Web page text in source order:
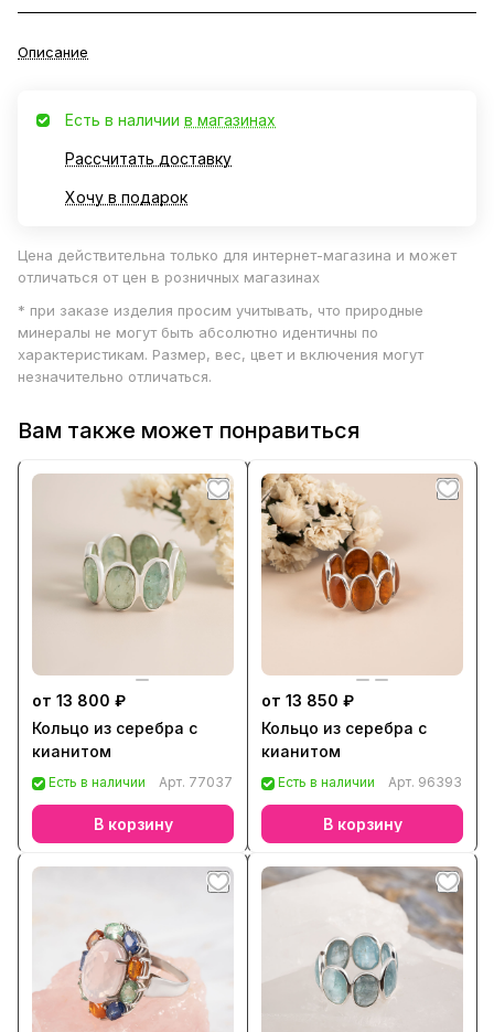
Описание
Есть в наличии в магазинах
Рассчитать доставку
Хочу в подарок
Цена действительна только для интернет-магазина и может
отличаться от цен в розничных магазинах
* при заказе изделия просим учитывать, что природные
минералы не могут быть абсолютно идентичны по
характеристикам. Размер, вес, цвет и включения могут
незначительно отличаться.
Вам также может понравиться
от 13 800 ₽
Кольцо из серебра с
кианитом
Есть в наличии Арт. 77037
В корзину
от 13 850 ₽
Кольцо из серебра с
кианитом
Есть в наличии Арт. 96393
В корзину